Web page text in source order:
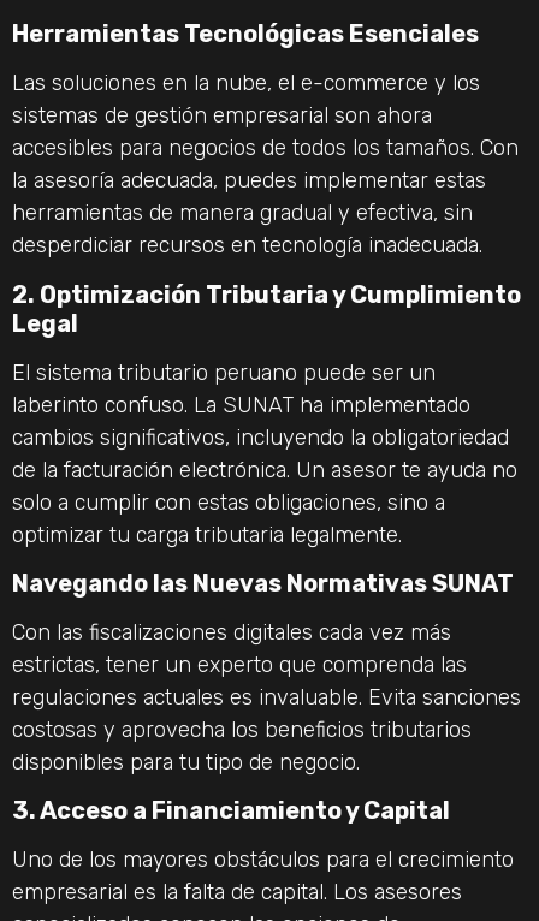
Herramientas Tecnológicas Esenciales
Las soluciones en la nube, el e-commerce y los
sistemas de gestión empresarial son ahora
accesibles para negocios de todos los tamaños. Con
la asesoría adecuada, puedes implementar estas
herramientas de manera gradual y efectiva, sin
desperdiciar recursos en tecnología inadecuada.
2. Optimización Tributaria y Cumplimiento
Legal
El sistema tributario peruano puede ser un
laberinto confuso. La SUNAT ha implementado
cambios significativos, incluyendo la obligatoriedad
de la facturación electrónica. Un asesor te ayuda no
solo a cumplir con estas obligaciones, sino a
optimizar tu carga tributaria legalmente.
Navegando las Nuevas Normativas SUNAT
Con las fiscalizaciones digitales cada vez más
estrictas, tener un experto que comprenda las
regulaciones actuales es invaluable. Evita sanciones
costosas y aprovecha los beneficios tributarios
disponibles para tu tipo de negocio.
3. Acceso a Financiamiento y Capital
Uno de los mayores obstáculos para el crecimiento
empresarial es la falta de capital. Los asesores